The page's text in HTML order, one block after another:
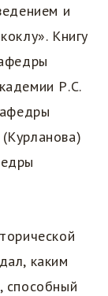
и
Книгу
Р.С.
каким
способный